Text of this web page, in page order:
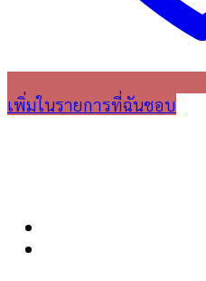
เพิ่มในรายการที่ฉันชอบ